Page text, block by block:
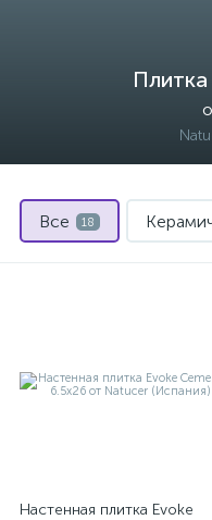
Все 18
Настенная плитка Evoke